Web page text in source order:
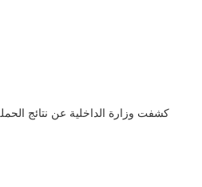
كشفت وزارة الداخلية عن نتائج